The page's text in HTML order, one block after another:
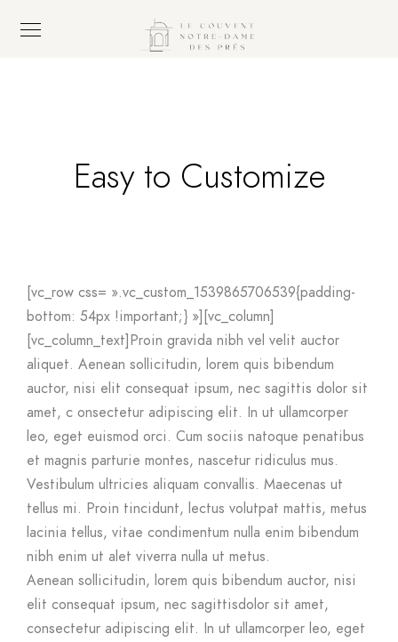
Easy to Customize
[vc_row css= ».vc_custom_1539865706539{padding-
bottom: 54px !important;} »][vc_column]
[vc_column_text]Proin gravida nibh vel velit auctor
aliquet. Aenean sollicitudin, lorem quis bibendum
auctor, nisi elit consequat ipsum, nec sagittis dolor sit
amet, c onsectetur adipiscing elit. In ut ullamcorper
leo, eget euismod orci. Cum sociis natoque penatibus
et magnis parturie montes, nascetur ridiculus mus.
Vestibulum ultricies aliquam convallis. Maecenas ut
tellus mi. Proin tincidunt, lectus volutpat mattis, metus
lacinia tellus, vitae condimentum nulla enim bibendum
nibh enim ut alet viverra nulla ut metus.
Aenean sollicitudin, lorem quis bibendum auctor, nisi
elit consequat ipsum, nec sagittisdolor sit amet,
consectetur adipiscing elit. In ut ullamcorper leo, eget